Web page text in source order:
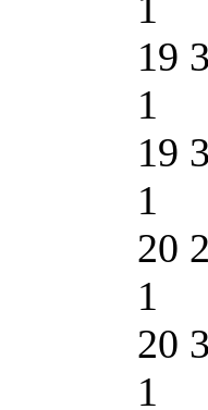
19
1
19
1
20
1
20
1